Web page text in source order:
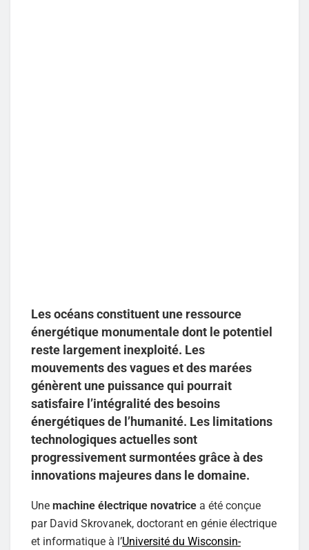
Les océans constituent une ressource
énergétique monumentale dont le potentiel
reste largement inexploité. Les
mouvements des vagues et des marées
génèrent une puissance qui pourrait
satisfaire l’intégralité des besoins
énergétiques de l’humanité. Les limitations
technologiques actuelles sont
progressivement surmontées grâce à des
innovations majeures dans le domaine.
Une machine électrique novatrice a été conçue
par David Skrovanek, doctorant en génie électrique
et informatique à l’Université du Wisconsin-